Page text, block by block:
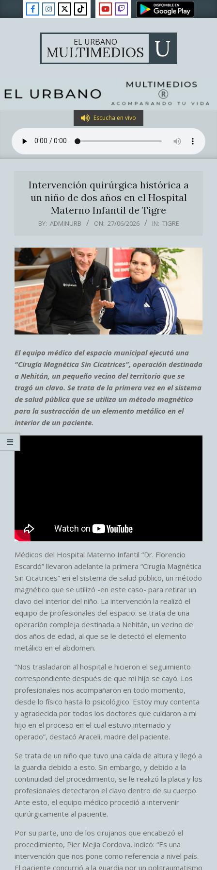
to
EL URBANO
MULTIMEDIOS U
Navigation
Menu
Escucha en vivo
Intervención quirúrgica histórica a
un niño de dos años en el Hospital
Materno Infantil de Tigre
BY: ADMINURB ON: 27/06/2026 IN: TIGRE
El equipo médico del espacio municipal ejecutó una
“Cirugía Magnética Sin Cicatrices”, operación destinada
a Nehitán, un pequeño vecino del territorio que se
tragó un clavo. Se trata de la primera vez en el sistema
de salud pública que se utiliza un método magnético
para la sustracción de un elemento metálico en el
interior de un paciente.
Médicos del Hospital Materno Infantil “Dr. Florencio
Escardó” llevaron adelante la primera “Cirugía Magnética
Sin Cicatrices” en el sistema de salud público, un método
magnético que se utilizó -en este caso- para retirar un
clavo del interior del niño. La intervención la realizó el
equipo de profesionales del espacio: se trata de una
operación compleja destinada a Nehitán, un vecino de
dos años de edad, al que se le detectó el elemento
metálico en el abdomen.
“Nos trasladaron al hospital e hicieron el seguimiento
correspondiente después de que mi hijo se cayó. Los
profesionales nos acompañaron en todo momento,
desde lo físico hasta lo psicológico. Estoy muy contenta
y agradecida por todos los doctores que cuidaron a mi
hijo en el proceso en el cual estuvo internado y
operado”, destacó Araceli, madre del paciente.
Se trata de un niño que tuvo una caída de altura y llegó a
la guardia debido a esto. Sin embargo, y debido a la
continuidad del procedimiento, se le realizó la placa y los
profesionales detectaron el clavo dentro de su cuerpo.
Ante esto, el equipo médico procedió a intervenir
quirúrgicamente al paciente.
Por su parte, uno de los cirujanos que encabezó el
procedimiento, Pier Mejia Cordova, indicó: “Es una
intervención que nos pone como referencia a nivel país.
El paciente concurrió a la guardia por un politraumatismo